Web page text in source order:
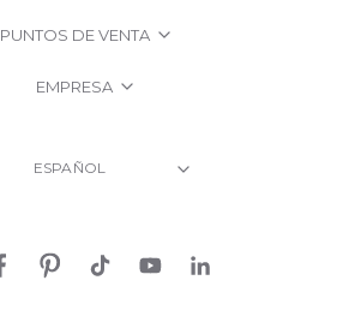
PUNTOS DE VENTA
EMPRESA